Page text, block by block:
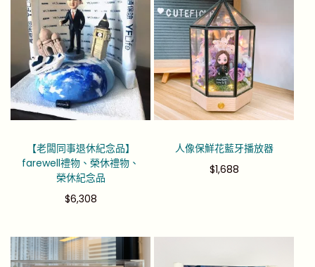
【老闆同事退休紀念品】
farewell禮物、榮休禮物、
榮休紀念品
$6,308
人像保鮮花藍牙播放器
$1,688